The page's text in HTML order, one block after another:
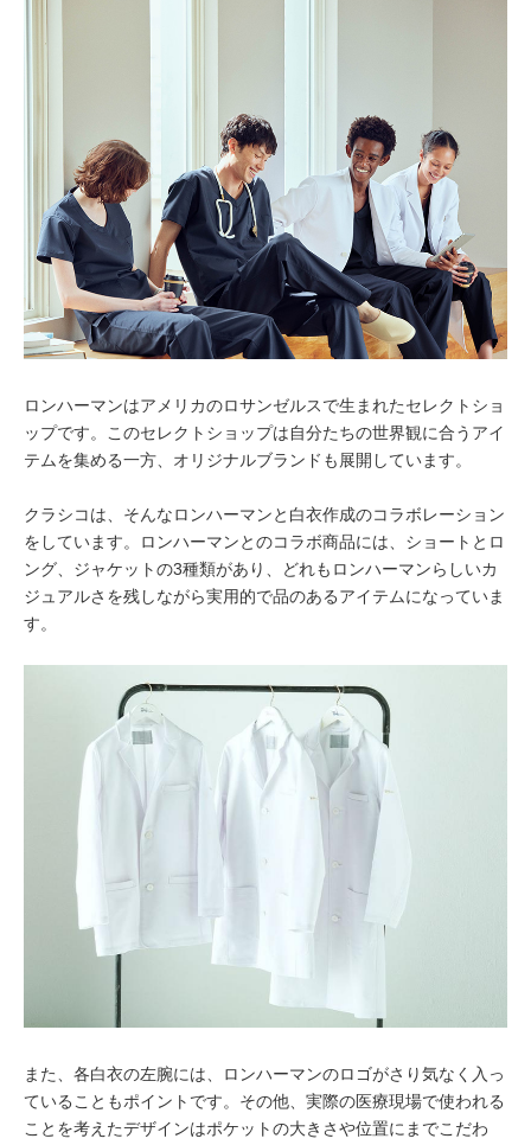
ロンハーマンはアメリカのロサンゼルスで生まれたセレクトショ
ップです。このセレクトショップは自分たちの世界観に合うアイ
テムを集める一方、オリジナルブランドも展開しています。
クラシコは、そんなロンハーマンと白衣作成のコラボレーション
をしています。ロンハーマンとのコラボ商品には、ショートとロ
ング、ジャケットの3種類があり、どれもロンハーマンらしいカ
ジュアルさを残しながら実用的で品のあるアイテムになっていま
す。
また、各白衣の左腕には、ロンハーマンのロゴがさり気なく入っ
ていることもポイントです。その他、実際の医療現場で使われる
ことを考えたデザインはポケットの大きさや位置にまでこだわ